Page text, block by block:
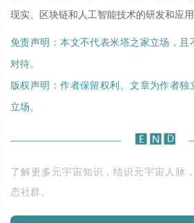
现实、区块链和人工智能技术的研发和应用
免责声明：本文不代表米塔之家立场，且
对待。
版权声明：作者保留权利。文章为作者独
立场。
了解更多元宇宙知识，结识元宇宙人脉
态社群。